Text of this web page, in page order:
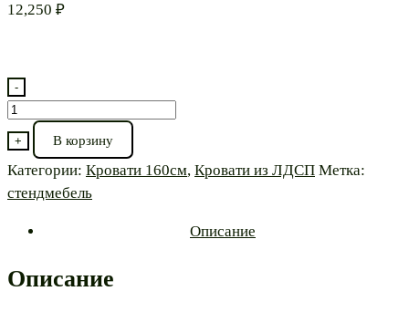
12,250 ₽
-
Количество
товара
Кровать⭐"Гармония
КР
604
с
ящиками*
+ В корзину
Категории: Кровати 160см, Кровати из ЛДСП Метка:
стендмебель
Описание
Описание